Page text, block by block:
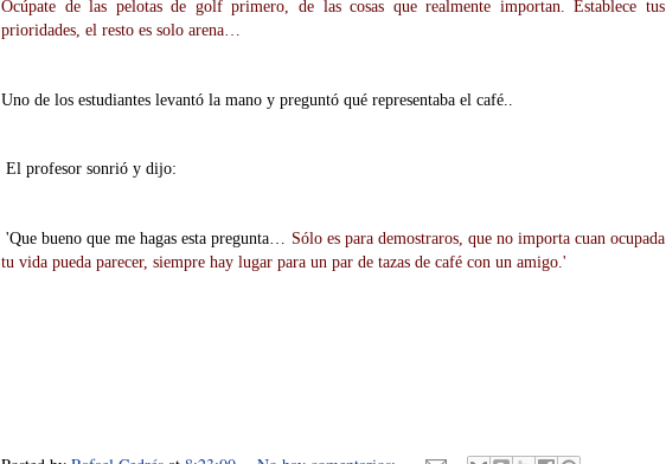
Ocúpate de las pelotas de golf primero, de las cosas que realmente importan.Establece tus
prioridades, el resto es solo arena…
Uno de los estudiantes levantó la mano y preguntó qué representaba el café..
El profesor sonrió y dijo:
'Que bueno que me hagas esta pregunta… Sólo es para demostraros, que no importa cuan ocupada
tu vida pueda parecer, siempre hay lugar para un par de tazas de café con un amigo.'